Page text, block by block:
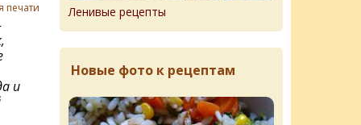
печати
и
Ленивые рецепты
Новые фото к рецептам